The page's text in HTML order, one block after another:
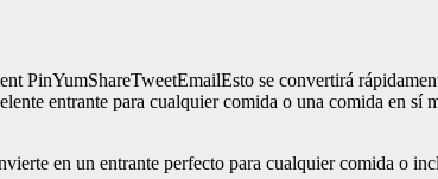
PinYumShareTweetEmailEsto se convertirá
entrante para cualquier comida o una comida en
en un entrante perfecto para cualquier comida o